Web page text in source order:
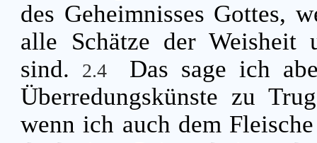
des Geheimnisses Gottes,
alle Schätze der Weisheit
sind.
2.4
Das sage ich
Überredungskünste zu
wenn ich auch dem